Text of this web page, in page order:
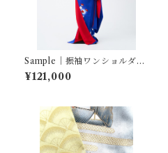
Sample｜振袖ワンショルダ
ー… 枝花文 蛍暈し
¥121,000